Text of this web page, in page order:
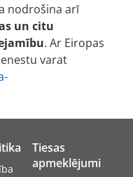
nodrošina arī
un citu
. Ar Eiropas
varat
Tiesas
apmeklējumi